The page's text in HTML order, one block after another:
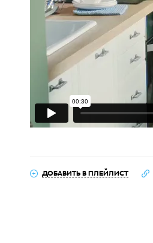
ДОБАВИТЬ В ПЛЕЙЛИСТ